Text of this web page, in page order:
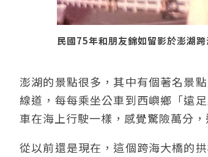
民國75年和朋友錦如留影於澎湖
澎湖的景點很多，其中有個著名景
線道，每每乘坐公車到西嶼鄉「遠
車在海上行駛一樣，感覺驚險萬分
從以前還是現在，這個跨海大橋的